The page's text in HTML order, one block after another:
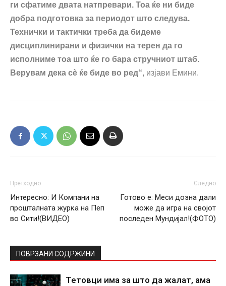
ги сфатиме двата натпревари. Тоа ќе ни биде
добра подготовка за периодот што следува.
Технички и тактички треба да бидеме
дисциплинирани и физички на терен да го
исполниме тоа што ќе го бара стручниот штаб.
Верувам дека сè ќе биде во ред“, изјави Емини.
Претходно
Интересно: И Компани на
прошталната журка на Пеп
во Сити!(ВИДЕО)
Следно
Готово е: Меси дозна дали
може да игра на својот
последен Мундијал!(ФОТО)
ПОВРЗАНИ СОДРЖИНИ
Тетовци има за што да жалат, ама